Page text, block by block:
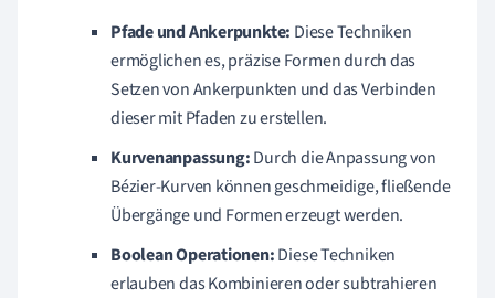
Pfade und Ankerpunkte: Diese Techniken
ermöglichen es, präzise Formen durch das
Setzen von Ankerpunkten und das Verbinden
dieser mit Pfaden zu erstellen.
Kurvenanpassung:Durch die Anpassung von
Bézier-Kurven können geschmeidige, fließende
Übergänge und Formen erzeugt werden.
Boolean Operationen:Diese Techniken
erlauben das Kombinieren oder subtrahieren